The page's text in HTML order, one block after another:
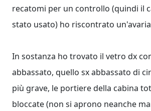
recatomi per un controllo (quindi il
stato usato) ho riscontrato
In sostanza ho trovato il vetro dx
abbassato, quello sx abbassato di
più grave, le portiere della cabina
bloccate (non si aprono neanche